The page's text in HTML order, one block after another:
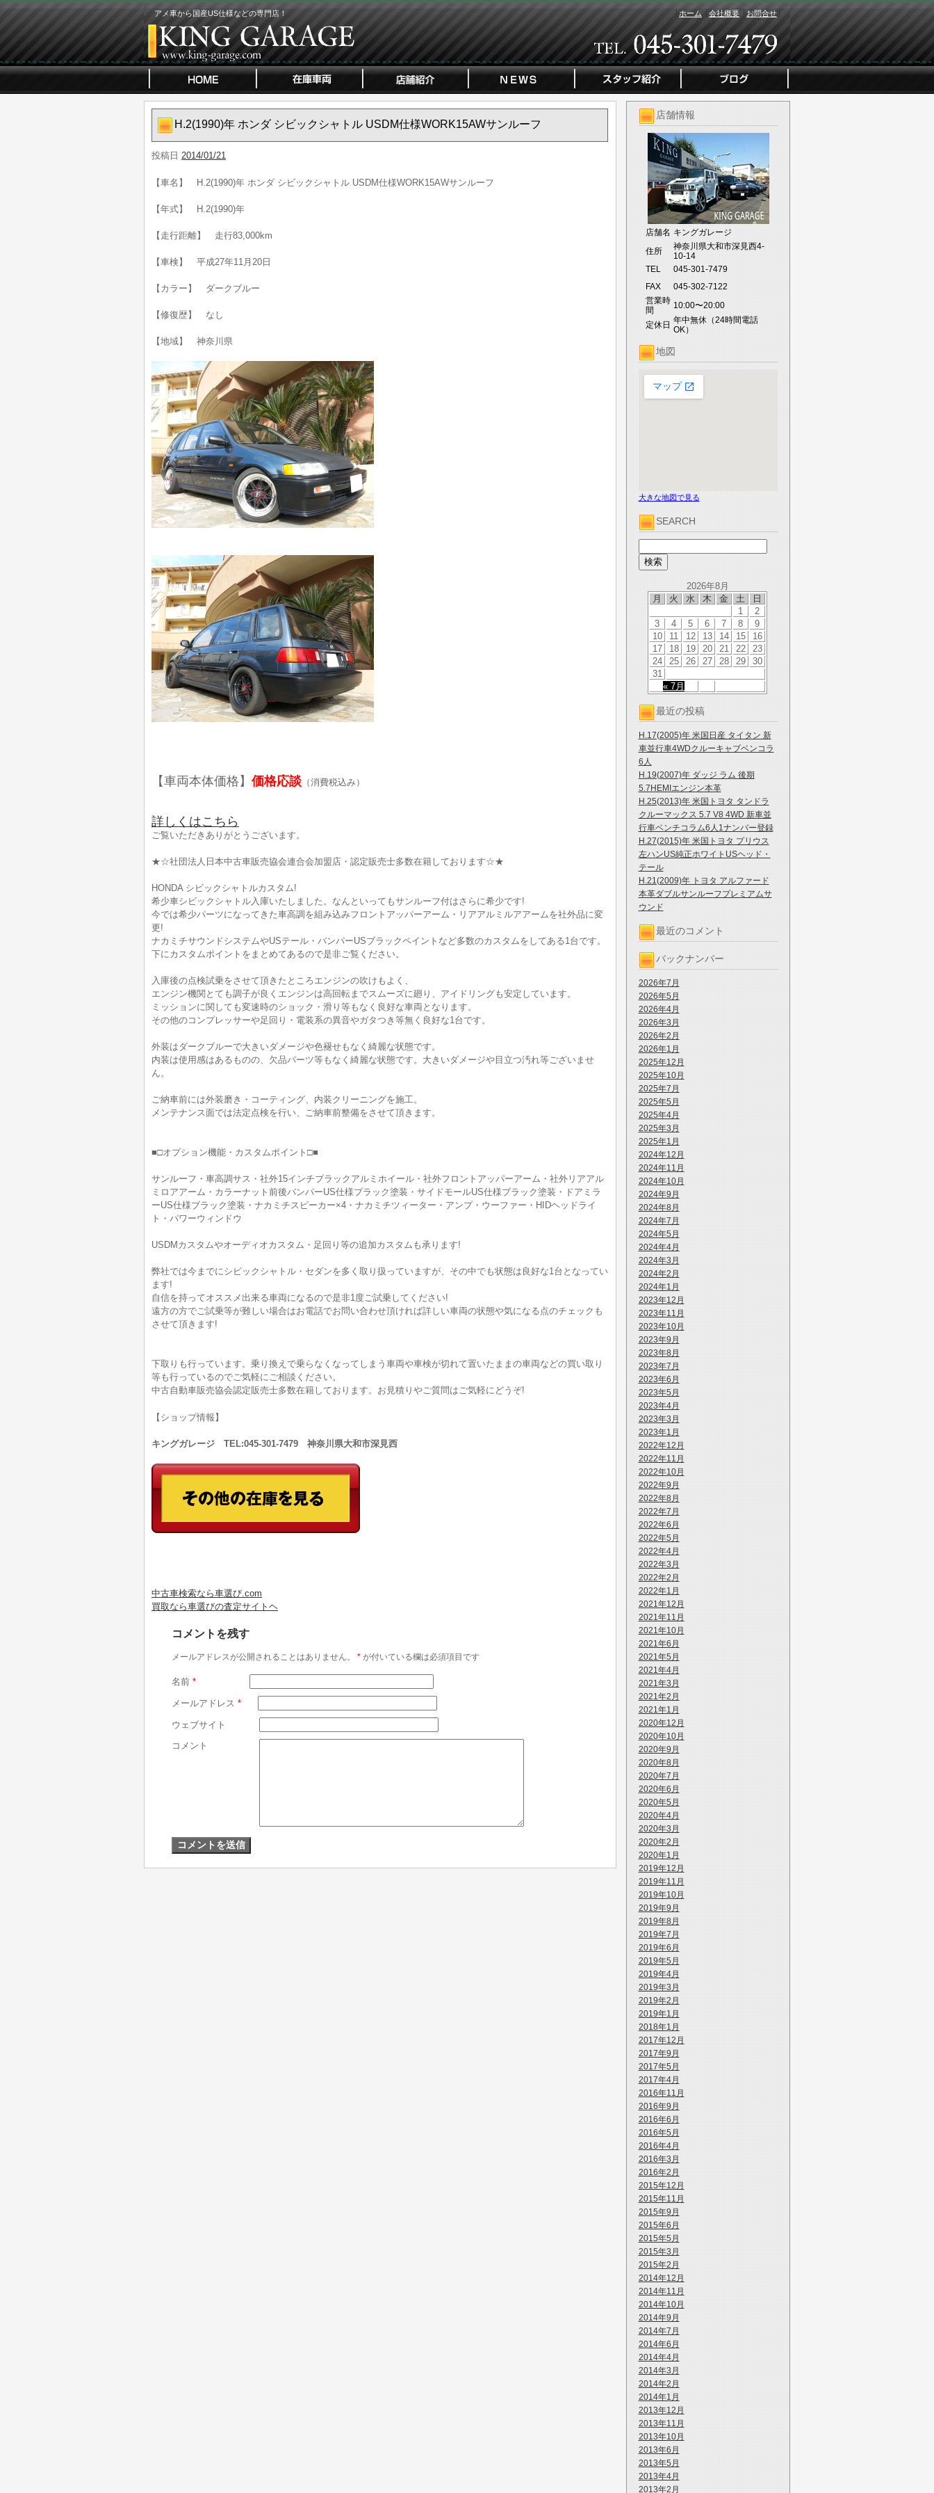
アメ車から国産US仕様などの専門店！ ホーム 会社概要 お問合せ
H.2(1990)年 ホンダ シビックシャトル USDM仕様WORK15AWサンルーフ
投稿日 2014/01/21
【車名】 H.2(1990)年 ホンダ シビックシャトル USDM仕様WORK15AWサンルーフ
【年式】 H.2(1990)年
【走行距離】 走行83,000km
【車検】 平成27年11月20日
【カラー】 ダークブルー
【修復歴】 なし
【地域】 神奈川県
【車両本体価格】 価格応談 （消費税込み）
詳しくはこちら
ご覧いただきありがとうございます。
★☆社団法人日本中古車販売協会連合会加盟店・認定販売士多数在籍しております☆★
HONDA シビックシャトルカスタム!
希少車シビックシャトル入庫いたしました。なんといってもサンルーフ付はさらに希少です!
今では希少パーツになってきた車高調を組み込みフロントアッパーアーム・リアアルミルアアームを社外品に変
更!
ナカミチサウンドシステムやUSテール・バンパーUSブラックペイントなど多数のカスタムをしてある1台です。
下にカスタムポイントをまとめてあるので是非ご覧ください。
入庫後の点検試乗をさせて頂きたところエンジンの吹けもよく、
エンジン機関とても調子が良くエンジンは高回転までスムーズに廻り、アイドリングも安定しています。
ミッションに関しても変速時のショック・滑り等もなく良好な車両となります。
その他のコンプレッサーや足回り・電装系の異音やガタつき等無く良好な1台です。
外装はダークブルーで大きいダメージや色褪せもなく綺麗な状態です。
内装は使用感はあるものの、欠品パーツ等もなく綺麗な状態です。大きいダメージや目立つ汚れ等ございませ
ん。
ご納車前には外装磨き・コーティング、内装クリーニングを施工。
メンテナンス面では法定点検を行い、ご納車前整備をさせて頂きます。
■□オプション機能・カスタムポイント□■
サンルーフ・車高調サス・社外15インチブラックアルミホイール・社外フロントアッパーアーム・社外リアアル
ミロアアーム・カラーナット前後バンパーUS仕様ブラック塗装・サイドモールUS仕様ブラック塗装・ドアミラ
ーUS仕様ブラック塗装・ナカミチスピーカー×4・ナカミチツィーター・アンプ・ウーファー・HIDヘッドライ
ト・パワーウィンドウ
USDMカスタムやオーディオカスタム・足回り等の追加カスタムも承ります!
弊社では今までにシビックシャトル・セダンを多く取り扱っていますが、その中でも状態は良好な1台となってい
ます!
自信を持ってオススメ出来る車両になるので是非1度ご試乗してください!
遠方の方でご試乗等が難しい場合はお電話でお問い合わせ頂ければ詳しい車両の状態や気になる点のチェックも
させて頂きます!
下取りも行っています。乗り換えで乗らなくなってしまう車両や車検が切れて置いたままの車両などの買い取り
等も行っているのでご気軽にご相談ください。
中古自動車販売協会認定販売士多数在籍しております。お見積りやご質問はご気軽にどうぞ!
【ショップ情報】
キングガレージ TEL:045-301-7479 神奈川県大和市深見西
中古車検索なら車選び.com
買取なら車選びの査定サイトヘ
コメントを残す
メールアドレスが公開されることはありません。 * が付いている欄は必須項目です
名前 *
メールアドレス *
ウェブサイト
コメント
店舗情報
店舗名 キングガレージ
住所
神奈川県大和市深見西4-
10-14
TEL
045-301-7479
FAX
045-302-7122
営業時
間
10:00〜20:00
定休日 年中無休（24時間電話
OK）
地図
大きな地図で見る
SEARCH
2026年8月
月
火 水 木 金 土 日
« 7月
1
2
3
4 5 6 7 8
9
10
11 12 13 14 15
16
17
18 19 20 21 22
23
24
25 26 27 28 29
30
31
最近の投稿
H.17(2005)年 米国日産 タイタン 新
車並行車4WDクルーキャブベンコラ
6人
H.19(2007)年 ダッジ ラム 後期
5.7HEMIエンジン本革
H.25(2013)年 米国トヨタ タンドラ
クルーマックス 5.7 V8 4WD 新車並
行車ベンチコラム6人1ナンバー登録
H.27(2015)年 米国トヨタ プリウス
左ハンUS純正ホワイトUSヘッド・
テール
H.21(2009)年 トヨタ アルファード
本革ダブルサンルーフプレミアムサ
ウンド
最近のコメント
バックナンバー
2026年7月
2026年5月
2026年4月
2026年3月
2026年2月
2026年1月
2025年12月
2025年10月
2025年7月
2025年5月
2025年4月
2025年3月
2025年1月
2024年12月
2024年11月
2024年10月
2024年9月
2024年8月
2024年7月
2024年5月
2024年4月
2024年3月
2024年2月
2024年1月
2023年12月
2023年11月
2023年10月
2023年9月
2023年8月
2023年7月
2023年6月
2023年5月
2023年4月
2023年3月
2023年1月
2022年12月
2022年11月
2022年10月
2022年9月
2022年8月
2022年7月
2022年6月
2022年5月
2022年4月
2022年3月
2022年2月
2022年1月
2021年12月
2021年11月
2021年10月
2021年6月
2021年5月
2021年4月
2021年3月
2021年2月
2021年1月
2020年12月
2020年10月
2020年9月
2020年8月
2020年7月
2020年6月
2020年5月
2020年4月
2020年3月
2020年2月
2020年1月
2019年12月
2019年11月
2019年10月
2019年9月
2019年8月
2019年7月
2019年6月
2019年5月
2019年4月
2019年3月
2019年2月
2019年1月
2018年1月
2017年12月
2017年9月
2017年5月
2017年4月
2016年11月
2016年9月
2016年6月
2016年5月
2016年4月
2016年3月
2016年2月
2015年12月
2015年11月
2015年9月
2015年6月
2015年5月
2015年3月
2015年2月
2014年12月
2014年11月
2014年10月
2014年9月
2014年7月
2014年6月
2014年4月
2014年3月
2014年2月
2014年1月
2013年12月
2013年11月
2013年10月
2013年6月
2013年5月
2013年4月
2013年2月